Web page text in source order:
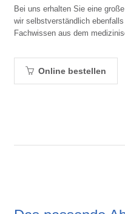
Bei uns erhalten Sie eine
wir selbstverständlich
Fachwissen aus dem
Online bestellen